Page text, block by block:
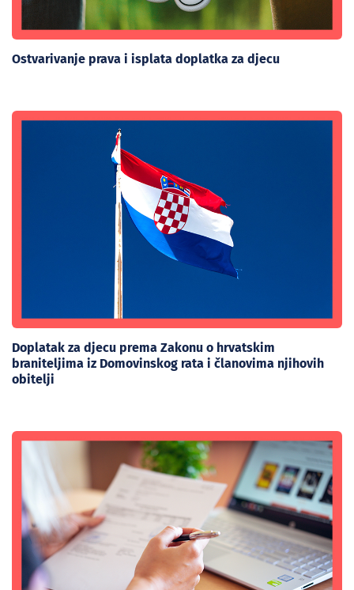
Ostvarivanje prava i isplata doplatka za djecu
Doplatak za djecu prema Zakonu o hrvatskim
braniteljima iz Domovinskog rata i članovima njihovih
obitelji